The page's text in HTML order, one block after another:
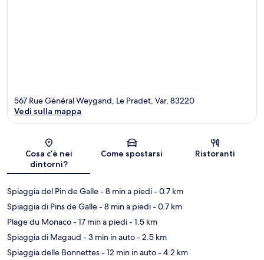
Mappa
567 Rue Général Weygand, Le Pradet, Var, 83220
Vedi sulla mappa
Cosa c’è nei
dintorni?
Come spostarsi Ristoranti
Spiaggia del Pin de Galle- 8 min a piedi- 0.7 km
Spiaggia di Pins de Galle- 8 min a piedi- 0.7 km
Plage du Monaco- 17 min a piedi- 1.5 km
Spiaggia di Magaud - 3 min in auto- 2.5 km
Spiaggia delle Bonnettes- 12 min in auto- 4.2 km